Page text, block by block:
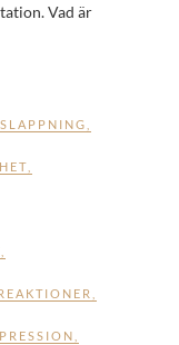
Vad är